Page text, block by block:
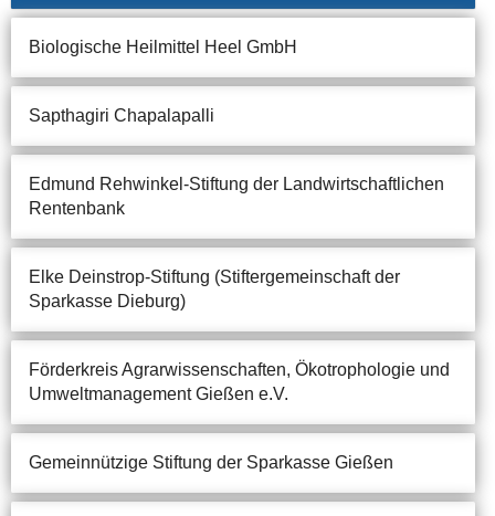
Biologische Heilmittel Heel GmbH
Sapthagiri Chapalapalli
Edmund Rehwinkel-Stiftung der Landwirtschaftlichen
Rentenbank
Elke Deinstrop-Stiftung (Stiftergemeinschaft der
Sparkasse Dieburg)
Förderkreis Agrarwissenschaften, Ökotrophologie und
Umweltmanagement Gießen e.V.
Gemeinnützige Stiftung der Sparkasse Gießen